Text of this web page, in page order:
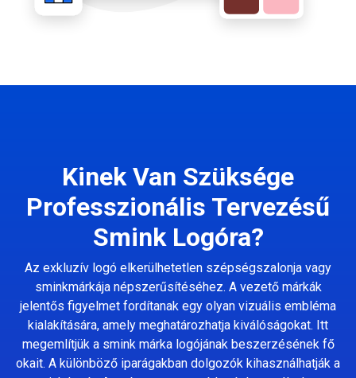
Kinek Van Szüksége
Professzionális Tervezésű
Smink Logóra?
Az exkluzív logó elkerülhetetlen szépségszalonja vagy
sminkmárkája népszerűsítéséhez. A vezető márkák
jelentős figyelmet fordítanak egy olyan vizuális embléma
kialakítására, amely meghatározhatja kiválóságokat. Itt
megemlítjük a smink márka logójának beszerzésének fő
okait. A különböző iparágakban dolgozók kihasználhatják a